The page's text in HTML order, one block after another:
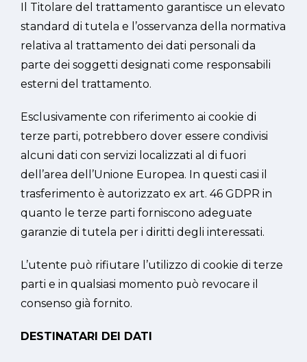
Il Titolare del trattamento garantisce un elevato
standard di tutela e l’osservanza della normativa
relativa al trattamento dei dati personali da
parte dei soggetti designati come responsabili
esterni del trattamento.
Esclusivamente con riferimento ai cookie di
terze parti, potrebbero dover essere condivisi
alcuni dati con servizi localizzati al di fuori
dell’area dell’Unione Europea. In questi casi il
trasferimento è autorizzato ex art. 46 GDPR in
quanto le terze parti forniscono adeguate
garanzie di tutela per i diritti degli interessati.
L’utente può rifiutare l’utilizzo di cookie di terze
parti e in qualsiasi momento può revocare il
consenso già fornito.
DESTINATARI DEI DATI